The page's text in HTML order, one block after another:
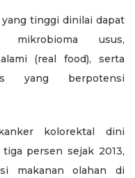
tinggi dinilai dapat
mikrobioma usus,
(real food), serta
yang berpotensi
kolorektal dini
persen sejak 2013,
makanan olahan di